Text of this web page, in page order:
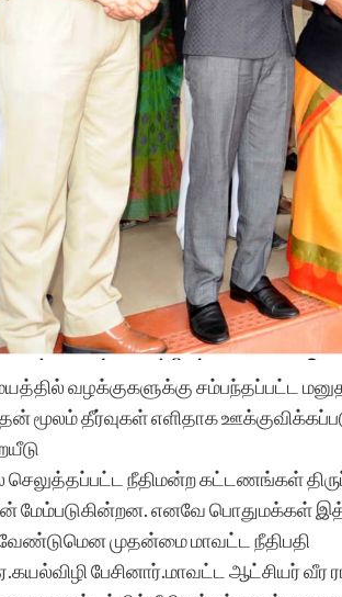
வழக்குகளுக்கு சம்பந்தப்பட்ட
மூலம் தீர்வுகள் எளிதாக
நீதிமன்ற கட்டணங்கள்
மேம்படுகின்றன. எனவே பொதுமக்கள்
முதன்மை மாவட்ட நீதிபதி
பேசினார்.மாவட்ட ஆட்சியர் வீர